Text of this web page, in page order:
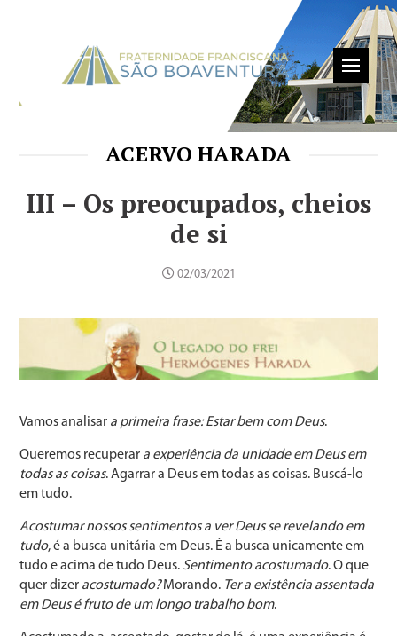
ACERVO HARADA
III – Os preocupados, cheios
de si
02/03/2021
Vamos analisar a primeira frase: Estar bem com Deus.
Queremos recuperar a experiência da unidade em Deus em
todas as coisas. Agarrar a Deus em todas as coisas. Buscá-lo
em tudo.
Acostumar nossos sentimentos a ver Deus se revelando em
tudo, é a busca unitária em Deus. É a busca unicamente em
tudo e acima de tudo Deus. Sentimento acostumado. O que
quer dizer acostumado?Morando. Ter a existência assentada
em Deus é fruto de um longo trabalho bom.